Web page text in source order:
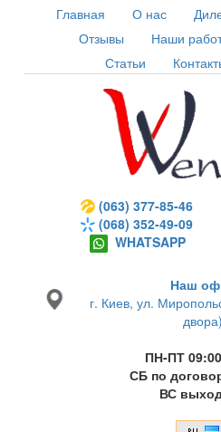
Главная О нас
Отзывы
Наши
Статьи
(063) 377-85-46
(068) 352-49-09
WHATSAPP
Наш
г. Киев, ул.
двора)
ПН-ПТ
СБ по
ВС